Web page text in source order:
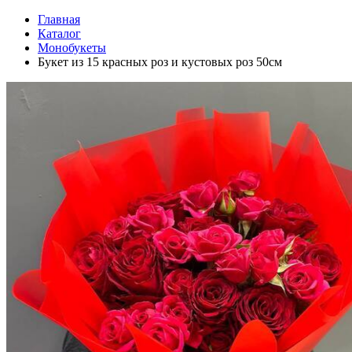
Главная
Каталог
Монобукеты
Букет из 15 красных роз и кустовых роз 50см